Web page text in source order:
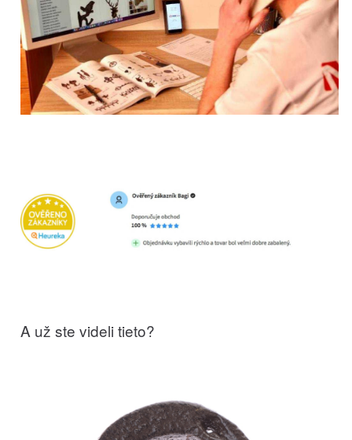
A už ste videli tieto?